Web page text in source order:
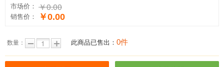
市场价： ￥0.00
销售价： ￥0.00
数量： 此商品已售出： 0件